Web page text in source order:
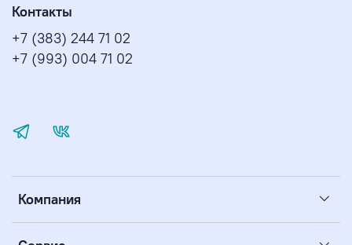
Компания
Контакты
+7 (383) 244 71 02
+7 (993) 004 71 02